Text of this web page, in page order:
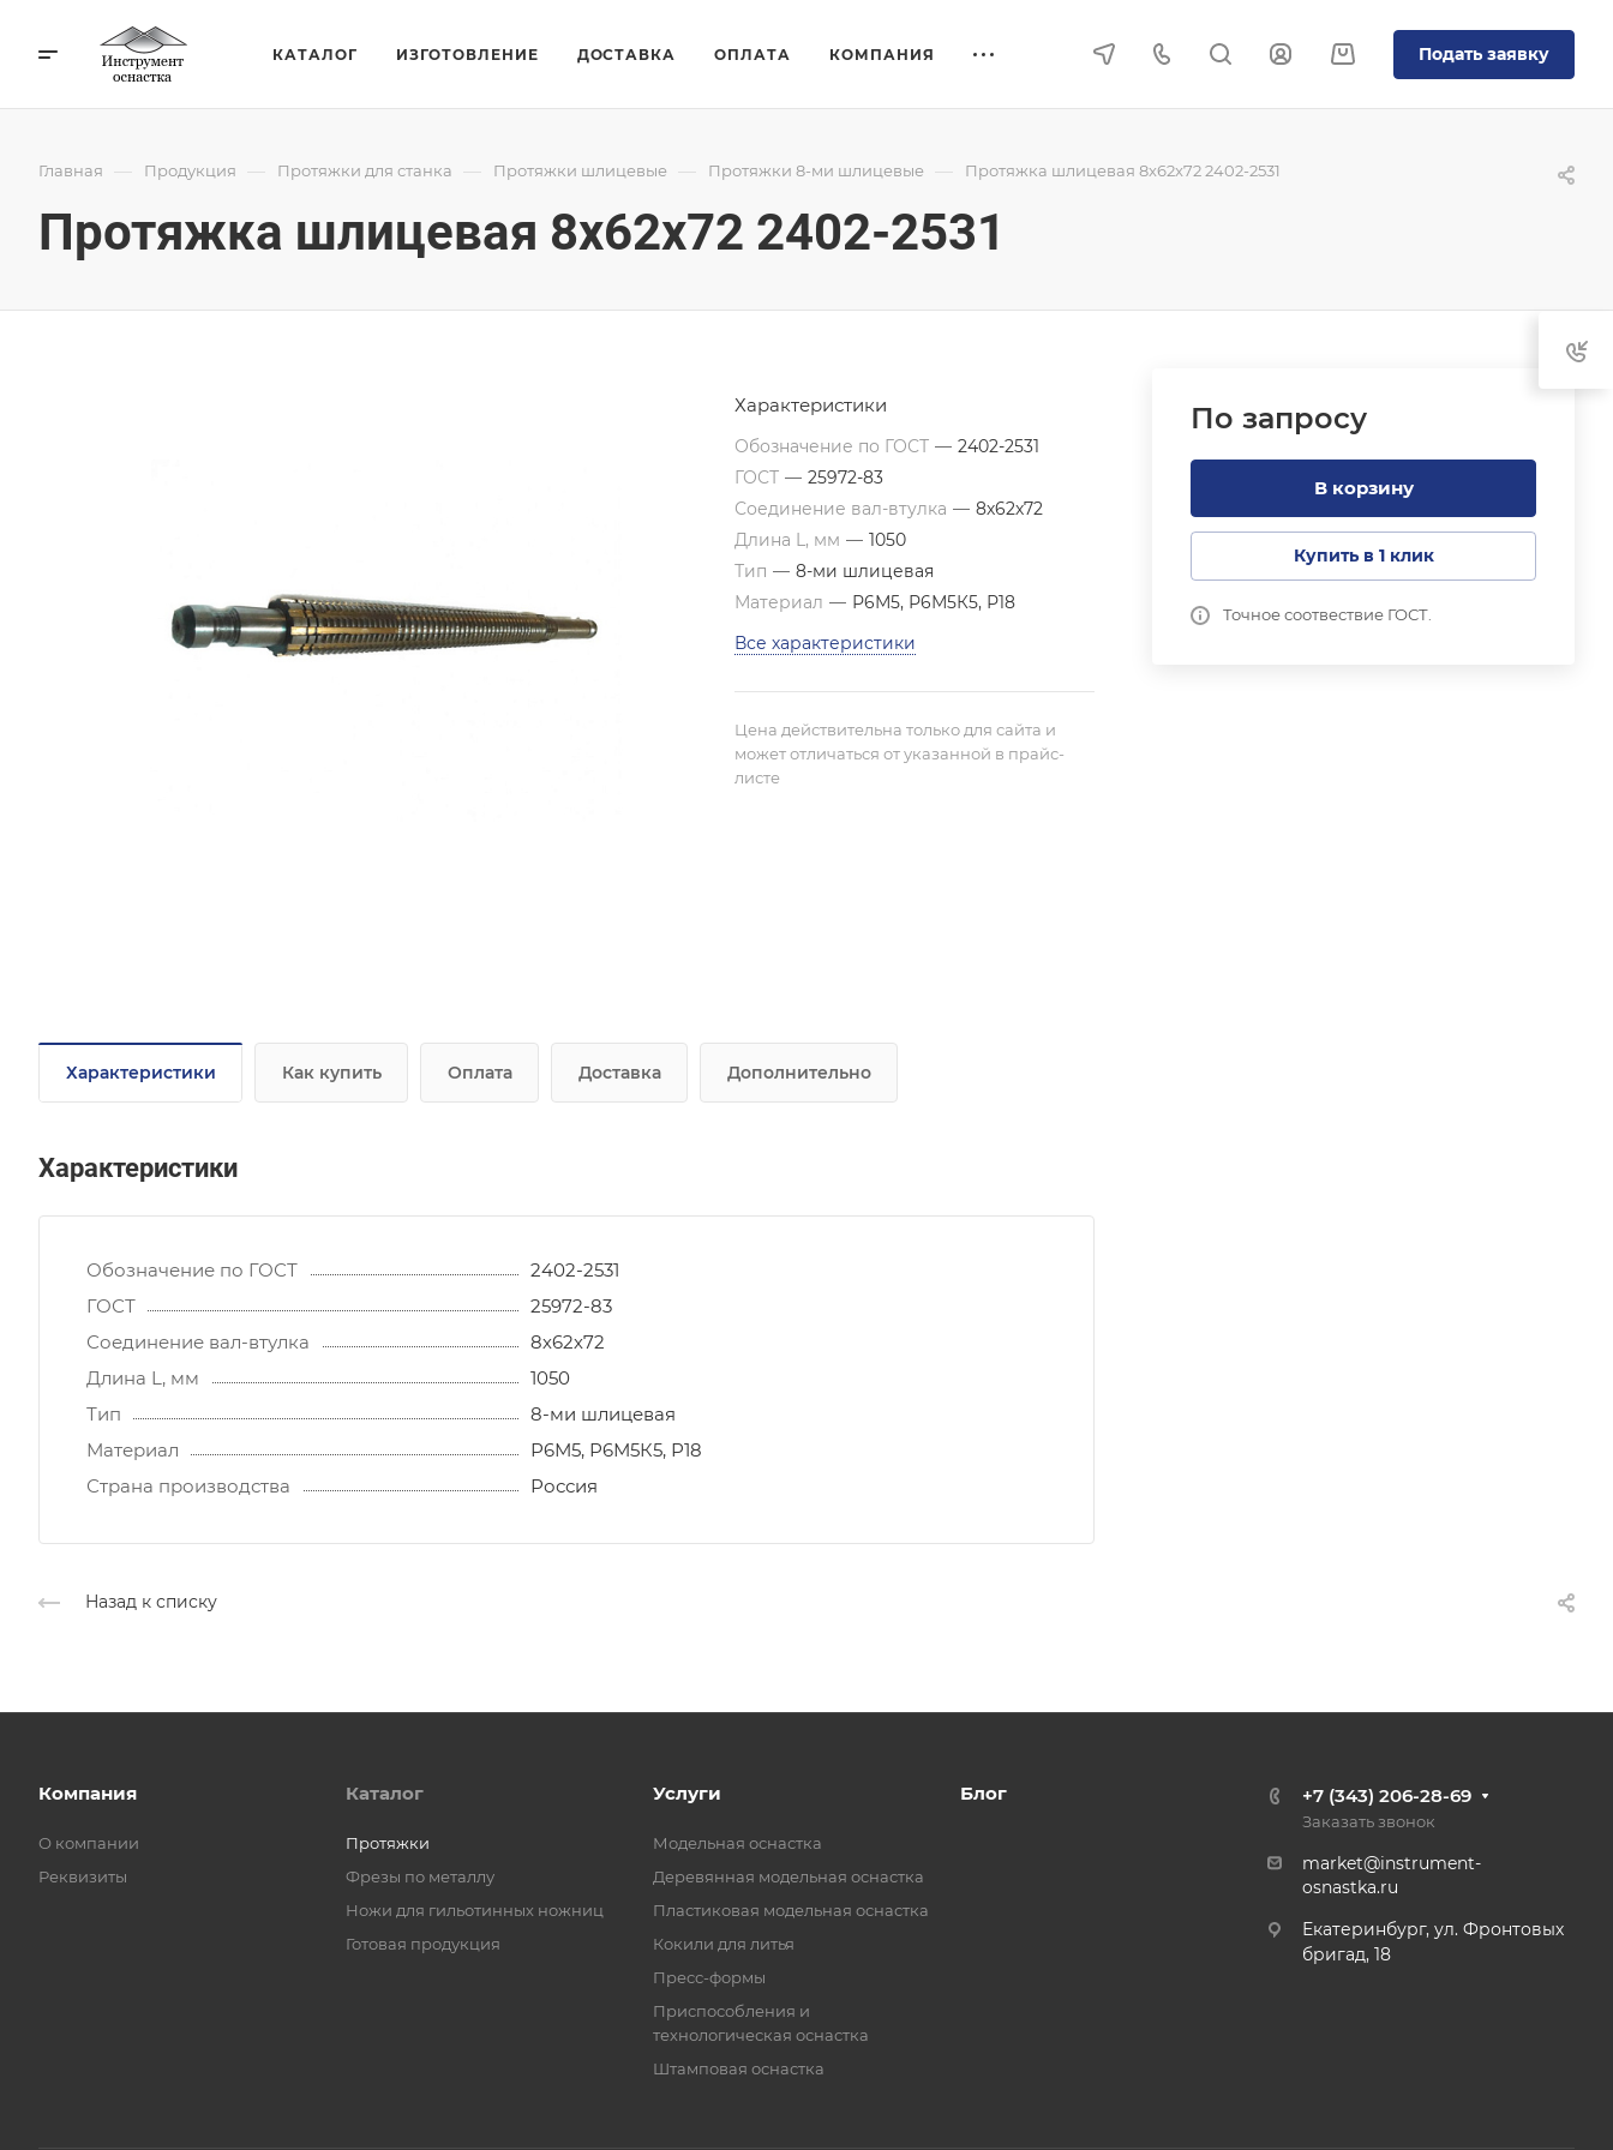
КАТАЛОГ ИЗГОТОВЛЕНИЕ ДОСТАВКА ОПЛАТА КОМПАНИЯ Подать заявку
Главная — Продукция — Протяжки для станка — Протяжки шлицевые — Протяжки 8-ми шлицевые — Протяжка шлицевая 8x62x72 2402-2531
Протяжка шлицевая 8x62x72 2402-2531
По запросу
В корзину
Купить в 1 клик
Точное соотвествие ГОСТ.
Характеристики
Обозначение по ГОСТ — 2402-2531
ГОСТ — 25972-83
Соединение вал-втулка — 8х62х72
Длина L, мм — 1050
Тип — 8-ми шлицевая
Материал — Р6М5, Р6М5К5, Р18
Все характеристики
Цена действительна только для сайта и
может отличаться от указанной в прайс-
листе
Характеристики Как купить Оплата Доставка Дополнительно
Характеристики
Обозначение по ГОСТ
2402-2531
ГОСТ
25972-83
Соединение вал-втулка
8х62х72
Длина L, мм
1050
Тип
8-ми шлицевая
Материал
Р6М5, Р6М5К5, Р18
Страна производства
Россия
Назад к списку
Компания
О компании
Реквизиты
Каталог
Протяжки
Фрезы по металлу
Ножи для гильотинных ножниц
Готовая продукция
Услуги
Модельная оснастка
Деревянная модельная оснастка
Пластиковая модельная оснастка
Кокили для литья
Пресс-формы
Приспособления и
технологическая оснастка
Штамповая оснастка
Блог +7 (343) 206-28-69
Заказать звонок
market@instrument-
osnastka.ru
Екатеринбург, ул. Фронтовых
бригад, 18